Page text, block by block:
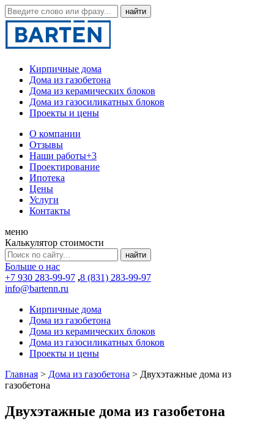
Кирпичные дома
Дома из газобетона
Дома из керамических блоков
Дома из газосиликатных блоков
Проекты и цены
О компании
Отзывы
Наши работы+3
Проектирование
Ипотека
Цены
Услуги
Контакты
меню
Калькулятор стоимости
Больше о нас
+7 930 283-99-97 ,8 (831) 283-99-97
info@bartenn.ru
Кирпичные дома
Дома из газобетона
Дома из керамических блоков
Дома из газосиликатных блоков
Проекты и цены
Главная > Дома из газобетона > Двухэтажные дома из
газобетона
Двухэтажные дома из газобетона